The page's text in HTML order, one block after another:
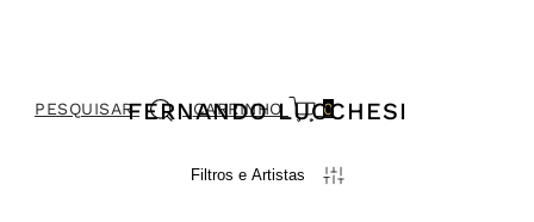
PESQUISAR CARRINHO 0
FERNANDO LUCCHESI
Filtros e Artistas